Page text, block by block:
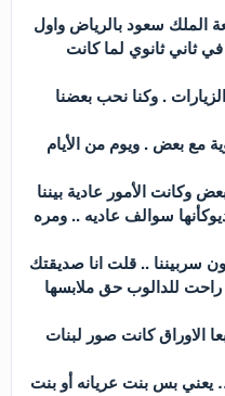
الملك سعود بالرياض واول
ثاني ثانوي لما كانت
. وكنا نحب بعضنا
مع بعض . ويوم من الأيام
وكانت الأمور عادية بيننا
سوالف عاديه .. ومره
سربيننا .. قلت انا صديقتك
للدالوب حق ملابسها
الاوراق كانت صور لبنات
بس بنت عريانه أو بنت